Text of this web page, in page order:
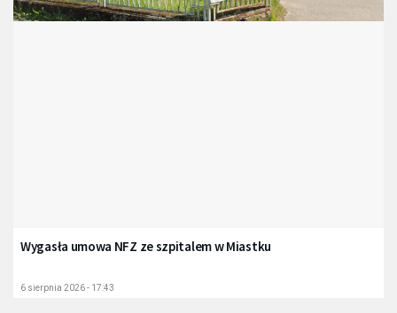
Wygasła umowa NFZ ze szpitalem w Miastku
6 sierpnia 2026 - 17:43